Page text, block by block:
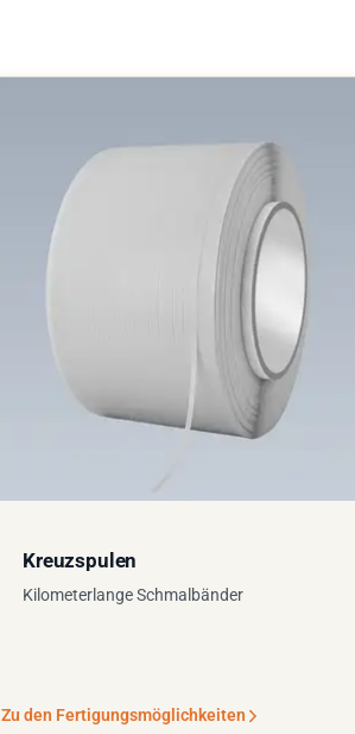
Kreuzspulen
Kilometerlange Schmalbänder
Zu den Fertigungsmöglichkeiten